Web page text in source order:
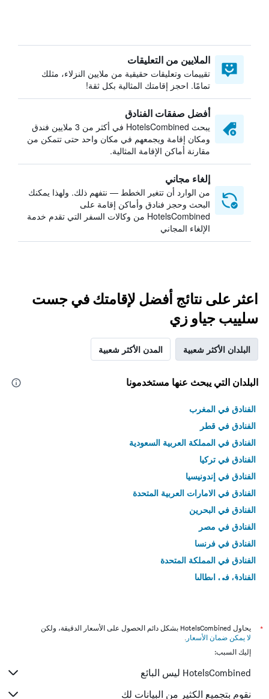
الملايين من التعليقات
تقييمات وتعليقات حقيقية من ملايين النزلاء، مثلك
تمامًا. احجز إقامتك المثالية بكل ثقة!
أفضل صفقات الفنادق
يبحث HotelsCombined في أكثر من 3 ملايين فندق
ومكان إقامة ويجمعهم في مكان واحد حتى تتمكن من
مقارنة أماكن الإقامة المثالية.
إلغاء مجاني
من الوارد أن تتغير الخطط — نتفهم ذلك. ولهذا يمكنك
البحث وحجز فنادق وأماكن إقامة على
HotelsCombined من وكالات السفر التي تقدم خدمة
الإلغاء المجاني
اعثر على نتائج أفضل لإقامتك في جست
سلييب جياو زي
البلدان الأكثر شعبية المدن الأكثر شعبية
البلدان التي يبحث عنها مستخدمونا
الفنادق في المغرب
الفنادق في قطر
الفنادق في المملكة العربية السعودية
الفنادق في تركيا
الفنادق في إندونيسيا
الفنادق في الامارات العربية المتحدة
الفنادق في البحرين
الفنادق في مصر
الفنادق في فرنسا
الفنادق في المملكة المتحدة
الفنادق في إيطاليا
*
يحاول HotelsCombined بشكل دائم الحصول على الأسعار الدقيقة، ولكن
لا يمكن ضمان الأسعار .
إليك السبب:
HotelsCombined ليس البائع
نقوم بتجميع الكثير من البيانات لك